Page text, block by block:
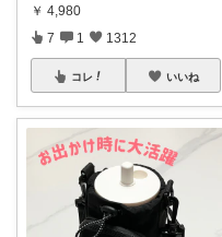
￥ 4,980
7 1 1312
コレ いいね